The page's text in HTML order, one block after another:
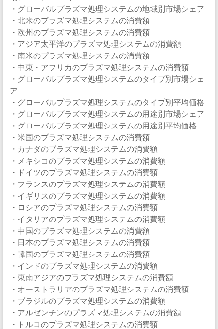
・グローバルプラズマ処理システムの地域別市場シェア
・北米のプラズマ処理システムの消費額
・欧州のプラズマ処理システムの消費額
・アジア太平洋のプラズマ処理システムの消費額
・南米のプラズマ処理システムの消費額
・中東・アフリカのプラズマ処理システムの消費額
・グローバルプラズマ処理システムのタイプ別市場シェ
ア
・グローバルプラズマ処理システムのタイプ別平均価格
・グローバルプラズマ処理システムの用途別市場シェア
・グローバルプラズマ処理システムの用途別平均価格
・米国のプラズマ処理システムの消費額
・カナダのプラズマ処理システムの消費額
・メキシコのプラズマ処理システムの消費額
・ドイツのプラズマ処理システムの消費額
・フランスのプラズマ処理システムの消費額
・イギリスのプラズマ処理システムの消費額
・ロシアのプラズマ処理システムの消費額
・イタリアのプラズマ処理システムの消費額
・中国のプラズマ処理システムの消費額
・日本のプラズマ処理システムの消費額
・韓国のプラズマ処理システムの消費額
・インドのプラズマ処理システムの消費額
・東南アジアのプラズマ処理システムの消費額
・オーストラリアのプラズマ処理システムの消費額
・ブラジルのプラズマ処理システムの消費額
・アルゼンチンのプラズマ処理システムの消費額
・トルコのプラズマ処理システムの消費額